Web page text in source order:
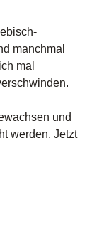
manchmal
mal
und
werden. Jetzt